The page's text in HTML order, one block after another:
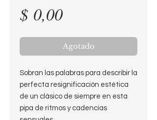
$ 0,00Precio
Agotado
Sobran las palabras para describir la
perfecta resignificación estética
de un clásico de siempre en esta
pipa de ritmos y cadencias